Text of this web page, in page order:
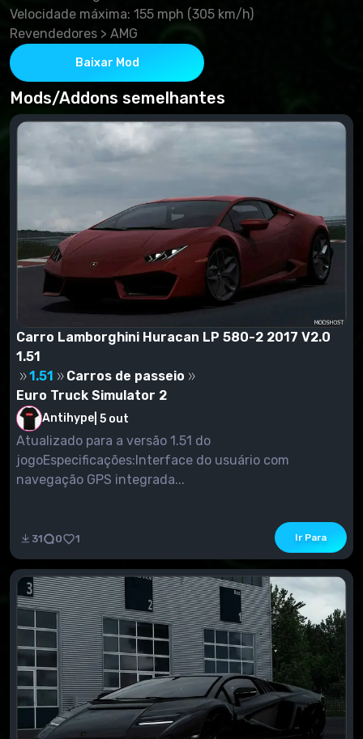
Velocidade máxima: 155 mph (305 km/h)
Revendedores > AMG
Baixar Mod
Mods/Addons semelhantes
Carro Lamborghini Huracan LP 580-2 2017 V2.0
1.51
1.51
Carros de passeio
Euro Truck Simulator 2
Antihype 5 out
Atualizado para a versão 1.51 do
jogoEspecificações:Interface do usuário com
navegação GPS integrada...
31 0 1 Ir Para